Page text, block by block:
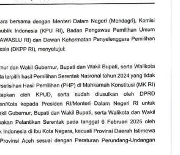
peradaban kita, dengan (menjaga)
sebagai paru-paru dunia dan pusat
kita kaji manfaatnya bagi
dieksploitasi yang kemudian
di mana-mana,” katanya.
terkait target Pemilu 2029,
PDI Perjuangan lebih berbicara
ideologi hingga organisasi politik
Hasto target politik PDI